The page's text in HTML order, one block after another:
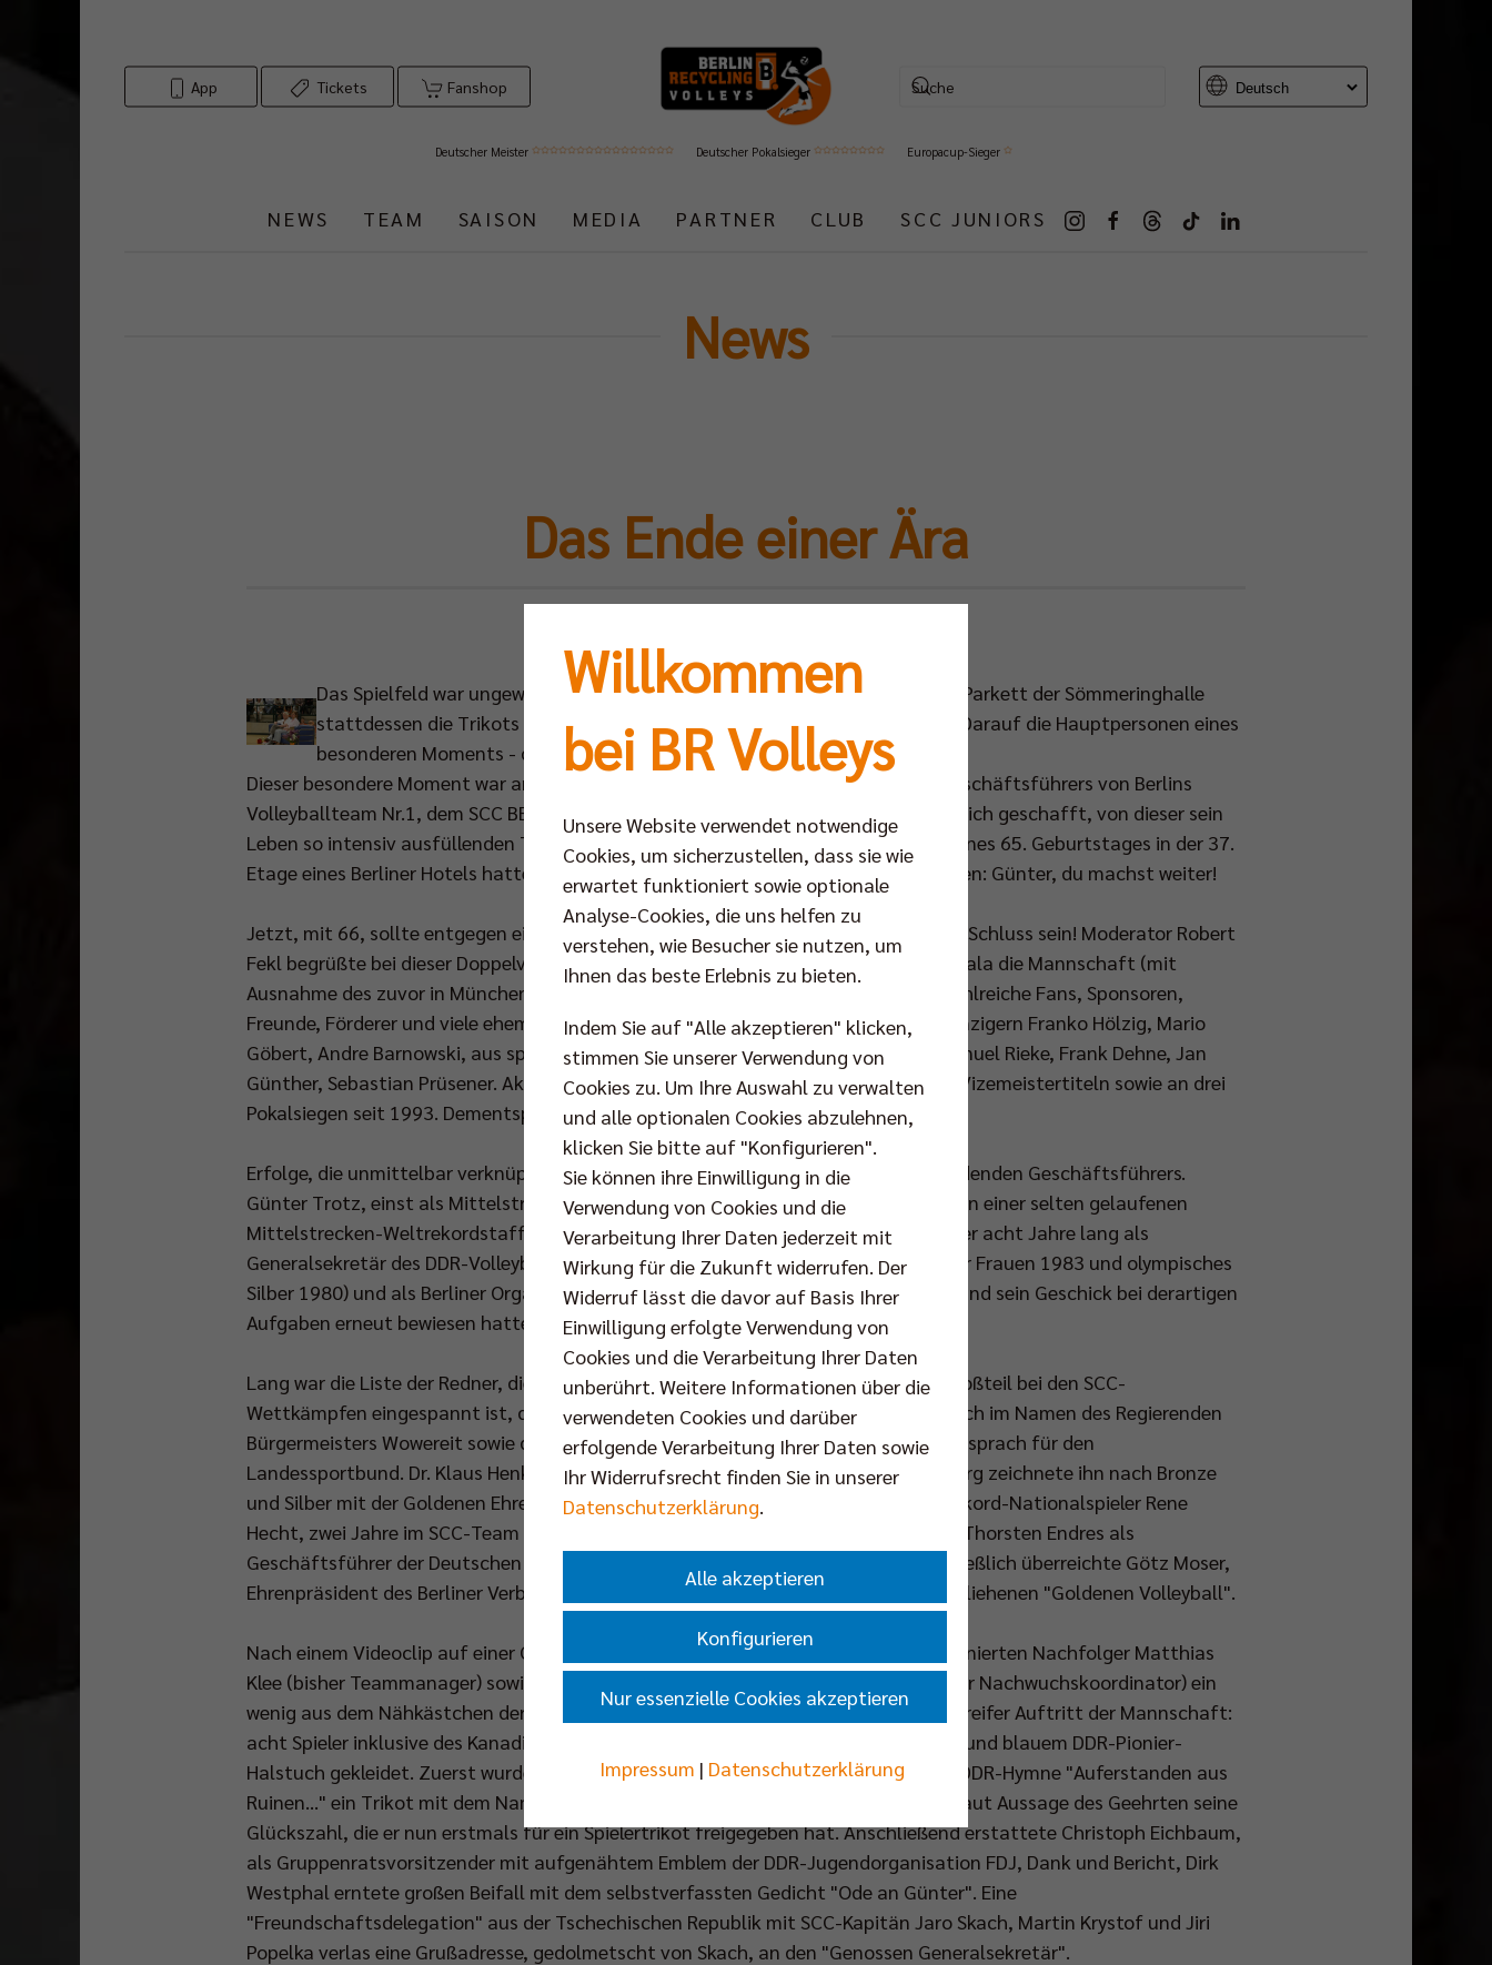
App Tickets Fanshop
Deutscher Meister Deutscher Pokalsieger Europacup-Sieger
NEWS TEAM SAISON MEDIA PARTNER CLUB SCC JUNIORS
News
Das Ende einer Ära
Das Spielfeld war ungewöhnlich besetzt - kein Netz, keine Spieler. Auf dem Parkett der Sömmeringhalle
stattdessen die Trikots des SCC-Teams. Am Spielfeldrand ein blaues Sofa. Darauf die Hauptpersonen eines
besonderen Moments - das Ehepaar Inge und Günter Trotz.
Dieser besondere Moment war am Vorabend des 01. Mai die Verabschiedung des Geschäftsführers von Berlins
Volleyballteam Nr.1, dem SCC BERLIN. Günter Trotz hat es nach 16 Jahren tatsächlich geschafft, von dieser sein
Leben so intensiv ausfüllenden Tätigkeit loszulassen. Ein Jahr vorher, anlässlich seines 65. Geburtstages in der 37.
Etage eines Berliner Hotels hatte sein Familienrat noch per Abstimmung entschieden: Günter, du machst weiter!
Jetzt, mit 66, sollte entgegen eines verflossenen Hits von Udo Jürgens tatsächlich Schluss sein! Moderator Robert
Fekl begrüßte bei dieser Doppelveranstaltung aus Saisonabschluss und Abschiedsgala die Mannschaft (mit
Ausnahme des zuvor in München am Knie operierten Aleksandar Spirovski) sowie zahlreiche Fans, Sponsoren,
Freunde, Förderer und viele ehemalige SCC-Spieler. Unter ihnen aus den frühen Neunzigern Franko Hölzig, Mario
Göbert, Andre Barnowski, aus späteren Jahren Vincent Lange, Gil Ferrer Cutino, Manuel Rieke, Frank Dehne, Jan
Günther, Sebastian Prüsener. Akteure, die beteiligt waren an drei Meister- und drei Vizemeistertiteln sowie an drei
Pokalsiegen seit 1993. Dementsprechende Banner hingen von der Hallendecke.
Erfolge, die unmittelbar verknüpft sind mit dem Wirken des nun zum 30. Juni scheidenden Geschäftsführers.
Günter Trotz, einst als Mittelstreckler Vize-DDR-Meister über 800 m und beteiligt an einer selten gelaufenen
Mittelstrecken-Weltrekordstaffel, hatte diesen Job 1993 übernommen. Nachdem er acht Jahre lang als
Generalsekretär des DDR-Volleyball-Verbandes Erfolge ermöglicht (u.a. EM-Titel der Frauen 1983 und olympisches
Silber 1980) und als Berliner Organisationschef der EM 1993 im vereinten Deutschland sein Geschick bei derartigen
Aufgaben erneut bewiesen hatte.
Lang war die Liste der Redner, die Günter Trotz, seiner Frau und Familie, die zum Großteil bei den SCC-
Wettkämpfen eingespannt ist, dankten: Staatssekretär Thomas Härtel tat dies auch im Namen des Regierenden
Bürgermeisters Wowereit sowie des Innensenators Körting. Präsident Peter Hanisch sprach für den
Landessportbund. Dr. Klaus Henk als Präsident des Gesamtvereins SC Charlottenburg zeichnete ihn nach Bronze
und Silber mit der Goldenen Ehrennadel des Clubs für besondere Verdienste aus. Rekord-Nationalspieler Rene
Hecht, zwei Jahre im SCC-Team und heute Präsident des Berliner Verbandes, sowie Thorsten Endres als
Geschäftsführer der Deutschen Volleyball Liga würdigten seine Tätigkeit. Und schließlich überreichte Götz Moser,
Ehrenpräsident des Berliner Verbandes, als Dank des DVV den bislang nur 16mal verliehenen "Goldenen Volleyball".
Nach einem Videoclip auf einer Großbildwand, in dem neben Spielern auch die designierten Nachfolger Matthias
Klee (bisher Teammanager) sowie der ehemalige SCC-Libero Frank Bachmann (bisher Nachwuchskoordinator) ein
wenig aus dem Nähkästchen der gemeinsamen Arbeit plauderten, dann ein fernsehreifer Auftritt der Mannschaft:
acht Spieler inklusive des Kanadiers Mark Dodds brav gescheitelt, mit weißem Shirt und blauem DDR-Pionier-
Halstuch gekleidet. Zuerst wurde bei einem "Fahnenappell" unter den Klängen der DDR-Hymne "Auferstanden aus
Ruinen..." ein Trikot mit dem Namen des Geschäftsführers und der Nr. 13 gehisst. Laut Aussage des Geehrten seine
Glückszahl, die er nun erstmals für ein Spielertrikot freigegeben hat. Anschließend erstattete Christoph Eichbaum,
als Gruppenratsvorsitzender mit aufgenähtem Emblem der DDR-Jugendorganisation FDJ, Dank und Bericht, Dirk
Westphal erntete großen Beifall mit dem selbstverfassten Gedicht "Ode an Günter". Eine
"Freundschaftsdelegation" aus der Tschechischen Republik mit SCC-Kapitän Jaro Skach, Martin Krystof und Jiri
Popelka verlas eine Grußadresse, gedolmetscht von Skach, an den "Genossen Generalsekretär".
Willkommen
bei BR Volleys
Unsere Website verwendet notwendige
Cookies, um sicherzustellen, dass sie wie
erwartet funktioniert sowie optionale
Analyse-Cookies, die uns helfen zu
verstehen, wie Besucher sie nutzen, um
Ihnen das beste Erlebnis zu bieten.
Indem Sie auf "Alle akzeptieren" klicken,
stimmen Sie unserer Verwendung von
Cookies zu. Um Ihre Auswahl zu verwalten
und alle optionalen Cookies abzulehnen,
klicken Sie bitte auf "Konfigurieren".
Sie können ihre Einwilligung in die
Verwendung von Cookies und die
Verarbeitung Ihrer Daten jederzeit mit
Wirkung für die Zukunft widerrufen. Der
Widerruf lässt die davor auf Basis Ihrer
Einwilligung erfolgte Verwendung von
Cookies und die Verarbeitung Ihrer Daten
unberührt. Weitere Informationen über die
verwendeten Cookies und darüber
erfolgende Verarbeitung Ihrer Daten sowie
Ihr Widerrufsrecht finden Sie in unserer
Datenschutzerklärung.
Alle akzeptieren
Konfigurieren
Nur essenzielle Cookies akzeptieren
Impressum | Datenschutzerklärung